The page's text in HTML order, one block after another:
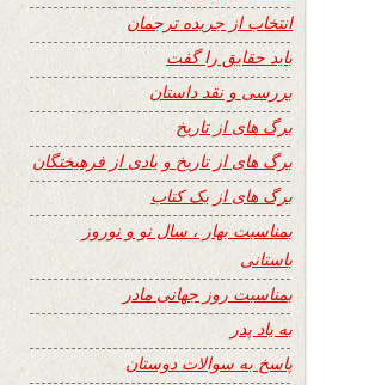
انتخاب از جریده ترجمان
باید حقایق را گفت
بررسی و نقد داستان
برگ های از تاریخ
برگ های از تاریخ و یادی از فرهیختگان
برگ های از یک کتاب
بمناسبت بهار ، سال نو و نوروز
باستانی
بمناسبت روز جهانی مادر
به یاد پدر
پاسخ به سوالات دوستان